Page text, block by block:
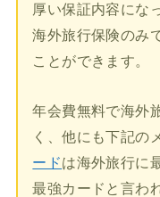
厚い保証内容にな
海外旅行保険のみ
ことができます。
年会費無料で海外
く、他にも下記の
ードは海外旅行に
最強カードと言わ